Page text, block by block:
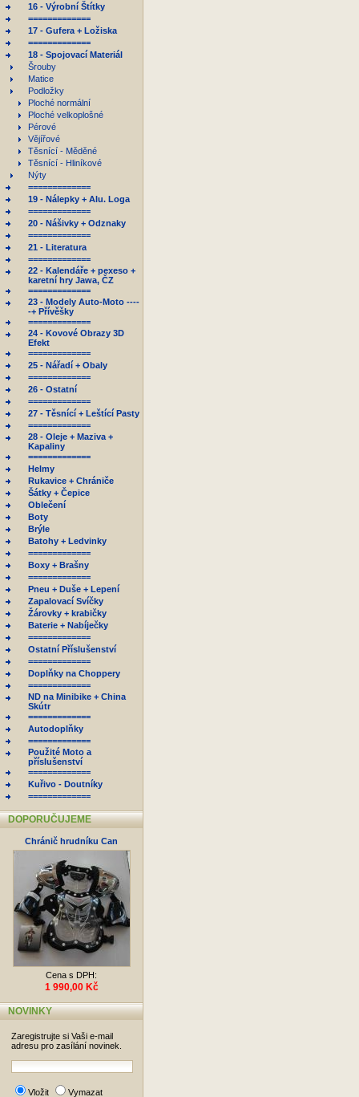
16 - Výrobní Štítky
=============
17 - Gufera + Ložiska
=============
18 - Spojovací Materiál
Šrouby
Matice
Podložky
Ploché normální
Ploché velkoplošné
Pérové
Vějířové
Těsnící - Měděné
Těsnící - Hliníkové
Nýty
=============
19 - Nálepky + Alu. Loga
=============
20 - Nášivky + Odznaky
=============
21 - Literatura
=============
22 - Kalendáře + pexeso +
karetní hry Jawa, ČZ
=============
23 - Modely Auto-Moto ----
-+ Přívěšky
=============
24 - Kovové Obrazy 3D
Efekt
=============
25 - Nářadí + Obaly
=============
26 - Ostatní
=============
27 - Těsnící + Leštící Pasty
=============
28 - Oleje + Maziva +
Kapaliny
=============
Helmy
Rukavice + Chrániče
Šátky + Čepice
Oblečení
Boty
Brýle
Batohy + Ledvinky
=============
Boxy + Brašny
=============
Pneu + Duše + Lepení
Zapalovací Svíčky
Žárovky + krabičky
Baterie + Nabíječky
=============
Ostatní Příslušenství
=============
Doplňky na Choppery
=============
ND na Minibike + China
Skútr
=============
Autodoplňky
=============
Použité Moto a
příslušenství
=============
Kuřivo - Doutníky
=============
DOPORUČUJEME
Chránič hrudníku Can
Cena s DPH:
1 990,00 Kč
NOVINKY
Zaregistrujte si Vaši e-mail
adresu pro zasílání novinek.
Vložit Vymazat